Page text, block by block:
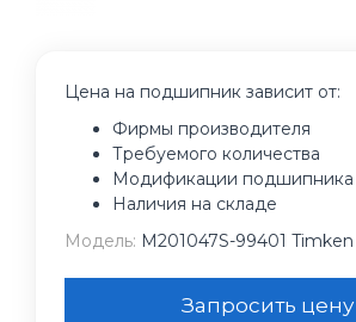
Цена на подшипник зависит от:
Фирмы производителя
Требуемого количества
Модификации подшипника
Наличия на складе
Модель: M201047S-99401 Timken
Запросить цену